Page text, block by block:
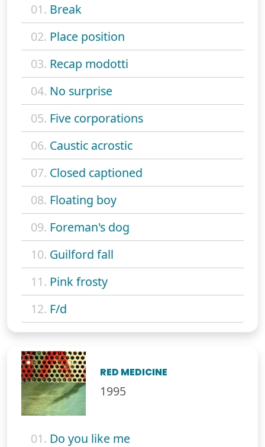
01. Break
02. Place position
03. Recap modotti
04. No surprise
05. Five corporations
06. Caustic acrostic
07. Closed captioned
08. Floating boy
09. Foreman's dog
10. Guilford fall
11. Pink frosty
12. F/d
RED MEDICINE
1995
01. Do you like me